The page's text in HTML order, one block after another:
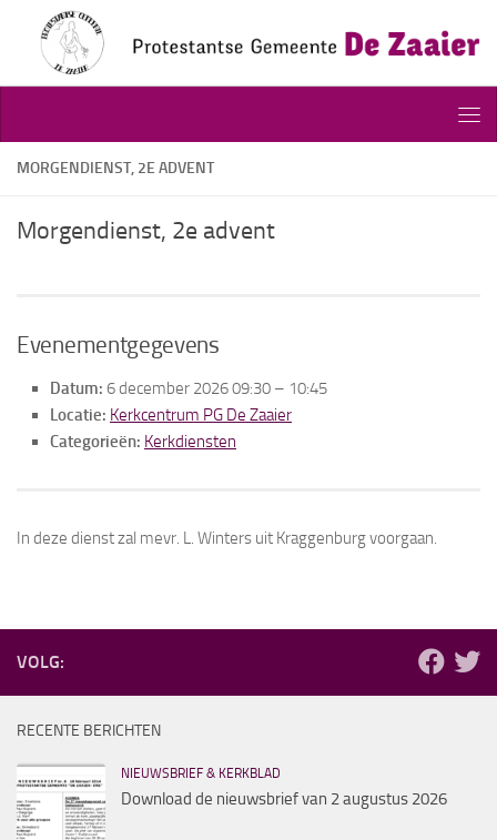
Doorgaan naar inhoud
MORGENDIENST, 2E ADVENT
Morgendienst, 2e advent
Evenementgegevens
Datum: 6 december 2026 09:30 – 10:45
Locatie: Kerkcentrum PG De Zaaier
Categorieën: Kerkdiensten
In deze dienst zal mevr. L. Winters uit Kraggenburg voorgaan.
VOLG:
RECENTE BERICHTEN
NIEUWSBRIEF & KERKBLAD
Download de nieuwsbrief van 2 augustus 2026